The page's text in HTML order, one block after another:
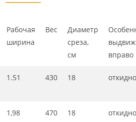
Рабочая
ширина
Вес
Диаметр
среза,
см
вправо
1.51 430 18
1,98 470 18